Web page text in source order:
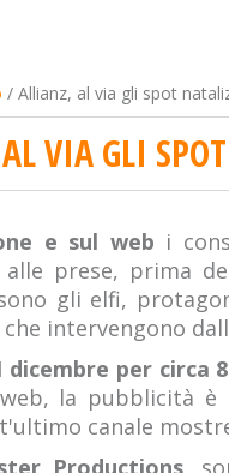
/ Allianz, al via gli spot
VIA GLI
e sul web i
alle prese, prima
gli elfi,
che intervengono
dicembre per circa
la pubblicità è
canale
Productions,